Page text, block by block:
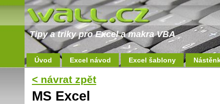
Tipy a triky pro Excel a makra VBA
Úvod Excel návod Excel šablony
< návrat zpět
MS Excel